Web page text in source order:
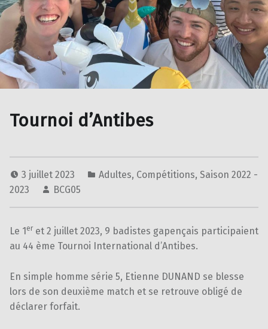
Tournoi d’Antibes
3 juillet 2023 Adultes, Compétitions, Saison 2022 -
2023
BCG05
Le 1 er et 2 juillet 2023, 9 badistes gapençais participaient
au 44 ème Tournoi International d’Antibes.
En simple homme série 5, Etienne DUNAND se blesse
lors de son deuxième match et se retrouve obligé de
déclarer forfait.